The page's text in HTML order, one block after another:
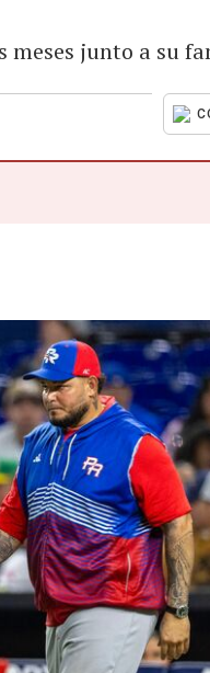
meses junto a su